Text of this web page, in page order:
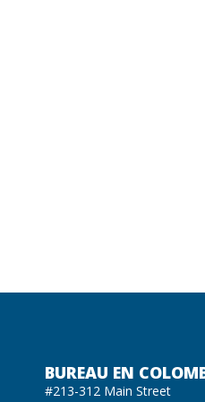
BUREAU EN
#213-312 Main Street